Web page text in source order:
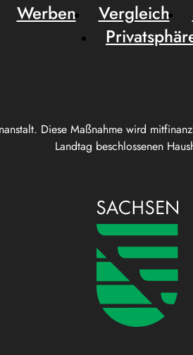
Diese Maßnahme wird
Landtag beschlossenen
Werben Vergleich